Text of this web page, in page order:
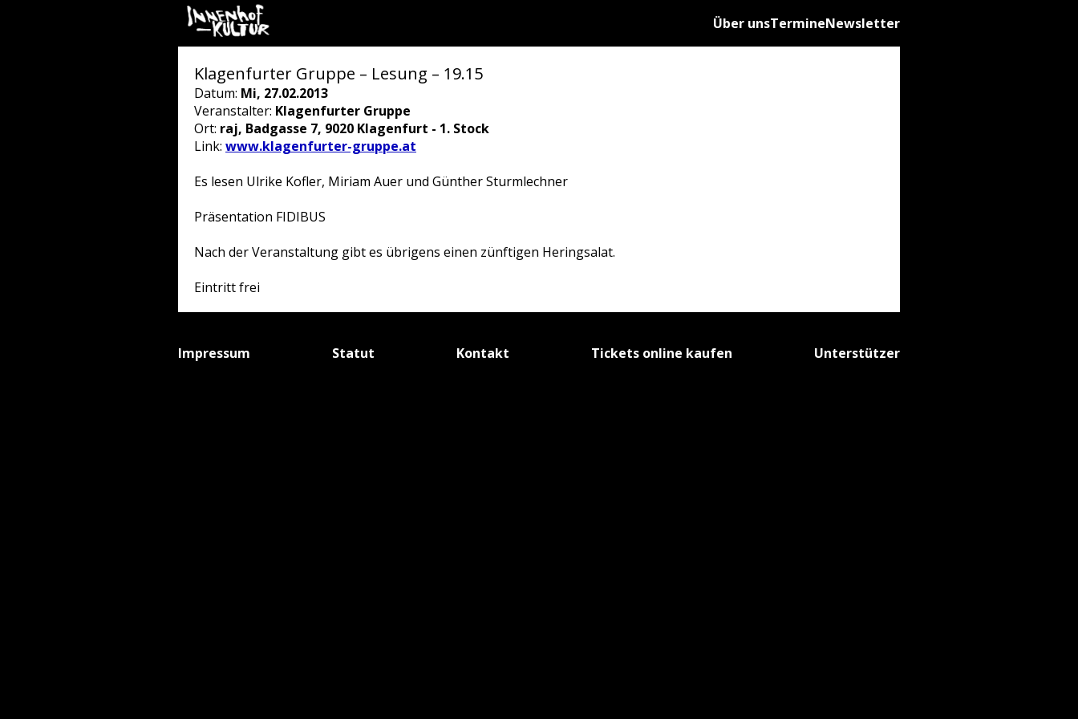
Über unsTermineNewsletter
Klagenfurter Gruppe – Lesung – 19.15
Datum: Mi, 27.02.2013
Veranstalter: Klagenfurter Gruppe
Ort: raj, Badgasse 7, 9020 Klagenfurt - 1. Stock
Link: www.klagenfurter-gruppe.at
Es lesen Ulrike Kofler, Miriam Auer und Günther Sturmlechner
Präsentation FIDIBUS
Nach der Veranstaltung gibt es übrigens einen zünftigen Heringsalat.
Eintritt frei
Impressum Statut Kontakt Tickets online kaufen Unterstützer